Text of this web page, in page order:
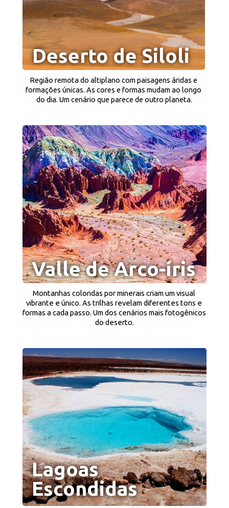
Lagoas
Escondidas
Deserto de Siloli
Valle de Arco-íris
Região remota do altiplano com paisagens áridas e
formações únicas. As cores e formas mudam ao longo
do dia. Um cenário que parece de outro planeta.
Montanhas coloridas por minerais criam um visual
vibrante e único. As trilhas revelam diferentes tons e
formas a cada passo. Um dos cenários mais fotogênicos
do deserto.